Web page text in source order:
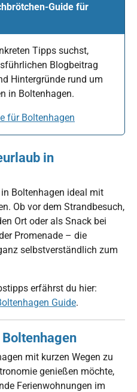
Guide für
Tipps suchst,
Blogbeitrag
Hintergründe rund um
in Boltenhagen.
für Boltenhagen
in
Boltenhagen ideal mit
Ob vor dem Strandbesuch,
Ort oder als Snack bei
Promenade – die
selbstverständlich zum
erfährst du hier:
Guide.
mit kurzen Wegen zu
genießen möchte,
Ferienwohnungen im